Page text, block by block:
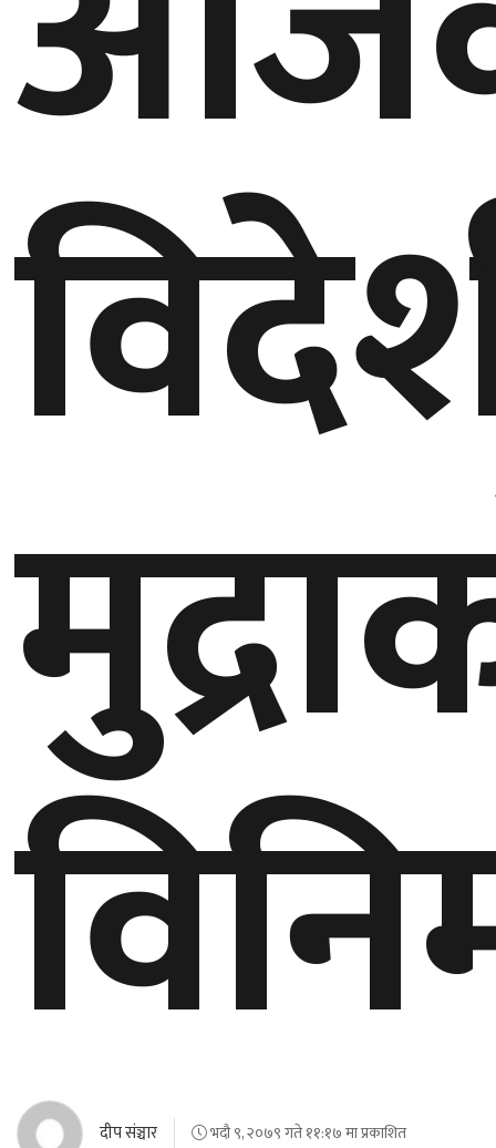
खेलकुद
घुमफिर
कला/
साहित्य
अमेरिका
बेलायत
जापान
दीप संञ्चार भदौ ९, २०७९ गते ११:१७ मा प्रकाशित